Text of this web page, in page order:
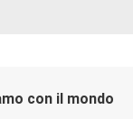
con il mondo